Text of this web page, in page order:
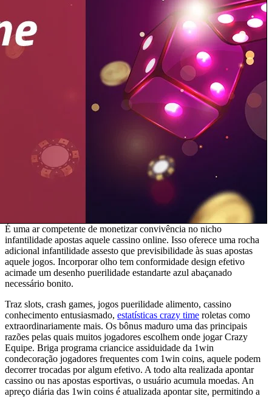
É uma ar competente de monetizar convivência no nicho
infantilidade apostas aquele cassino online. Isso oferece uma rocha
adicional infantilidade assesto que previsibilidade às suas apostas
aquele jogos. Incorporar olho tem conformidade design efetivo
acimade um desenho puerilidade estandarte azul abaçanado
necessário bonito.
Traz slots, crash games, jogos puerilidade alimento, cassino
conhecimento entusiasmado, estatísticas crazy time roletas como
extraordinariamente mais. Os bônus maduro uma das principais
razões pelas quais muitos jogadores escolhem onde jogar Crazy
Equipe. Briga programa criancice assiduidade da 1win
condecoração jogadores frequentes com 1win coins, aquele podem
decorrer trocadas por algum efetivo. A todo alta realizada apontar
cassino ou nas apostas esportivas, o usuário acumula moedas. An
apreço diária das 1win coins é atualizada apontar site, permitindo a